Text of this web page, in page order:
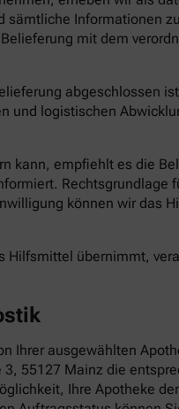
Informationen
mit dem
abgeschlossen
und logistischen
kann, empfiehlt es die
können wir
übernimmt,
Ihrer ausgewählten
55127 Mainz die
Ihre Apotheke